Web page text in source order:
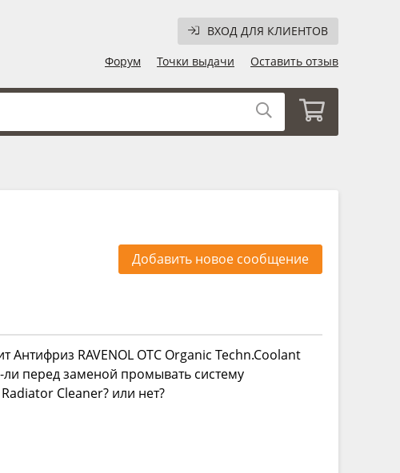
ВХОД ДЛЯ КЛИЕНТОВ
Форум
Точки выдачи Оставить отзыв
Добавить новое сообщение
RAVENOL OTC Organic Techn.Coolant
перед заменой промывать систему
Cleaner? или нет?